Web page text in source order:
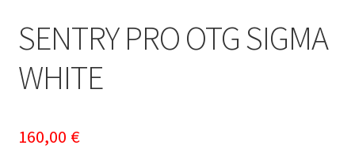
SENTRY PRO OTG SIGMA
WHITE
160,00 €